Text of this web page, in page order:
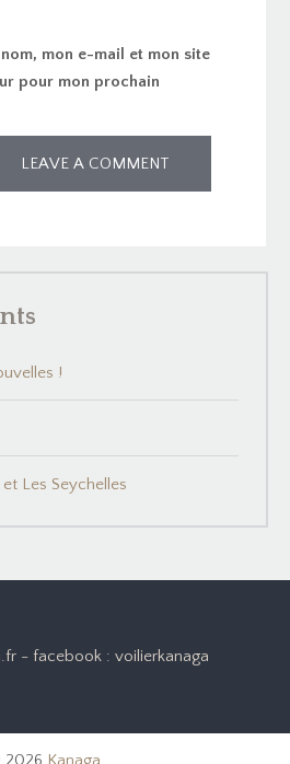
mon e-mail et mon site
pour mon prochain
!
Les Seychelles
- facebook : voilierkanaga
2026 Kanaga